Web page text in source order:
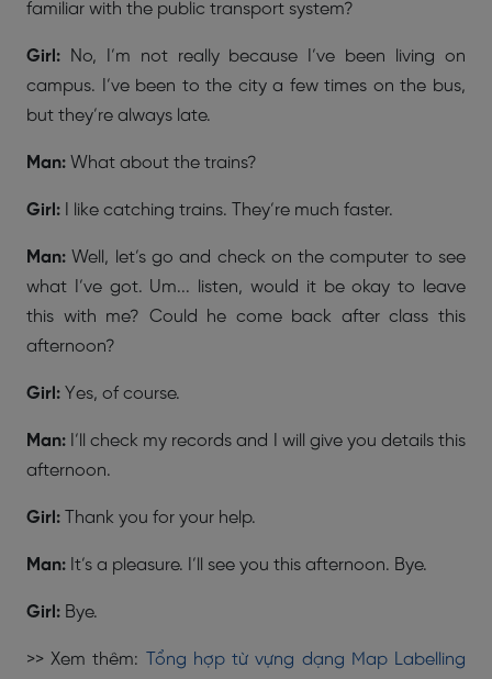
familiar with the public transport system?
Girl: No, I’m not really because I’ve been living on
campus. I’ve been to the city a few times on the bus,
but they’re always late.
Man: What about the trains?
Girl: I like catching trains. They’re much faster.
Man: Well, let’s go and check on the computer to see
what I’ve got. Um... listen, would it be okay to leave
this with me? Could he come back after class this
afternoon?
Girl: Yes, of course.
Man: I’ll check my records and I will give you details this
afternoon.
Girl: Thank you for your help.
Man: It’s a pleasure. I’ll see you this afternoon. Bye.
Girl: Bye.
>> Xem thêm:
Tổng hợp từ vựng dạng Map Labelling